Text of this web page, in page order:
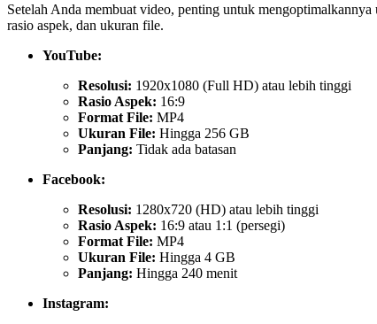
Setelah Anda membuat video, penting untuk
rasio aspek, dan ukuran file.
YouTube:
Resolusi: 1920x1080 (Full HD) atau lebih tinggi
Rasio Aspek: 16:9
Format File: MP4
Ukuran File: Hingga 256 GB
Panjang: Tidak ada batasan
Facebook:
Resolusi: 1280x720 (HD) atau lebih tinggi
Rasio Aspek: 16:9 atau 1:1 (persegi)
Format File: MP4
Ukuran File: Hingga 4 GB
Panjang: Hingga 240 menit
Instagram: